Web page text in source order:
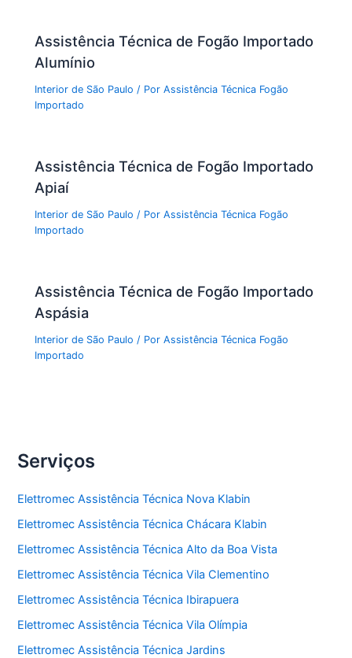
Assistência Técnica de Fogão Importado
Alumínio
Interior de São Paulo / PorAssistência Técnica Fogão
Importado
Assistência Técnica de Fogão Importado
Apiaí
Interior de São Paulo / PorAssistência Técnica Fogão
Importado
Assistência Técnica de Fogão Importado
Aspásia
Interior de São Paulo / PorAssistência Técnica Fogão
Importado
Serviços
Elettromec Assistência Técnica Nova Klabin
Elettromec Assistência Técnica Chácara Klabin
Elettromec Assistência Técnica Alto da Boa Vista
Elettromec Assistência Técnica Vila Clementino
Elettromec Assistência Técnica Ibirapuera
Elettromec Assistência Técnica Vila Olímpia
Elettromec Assistência Técnica Jardins